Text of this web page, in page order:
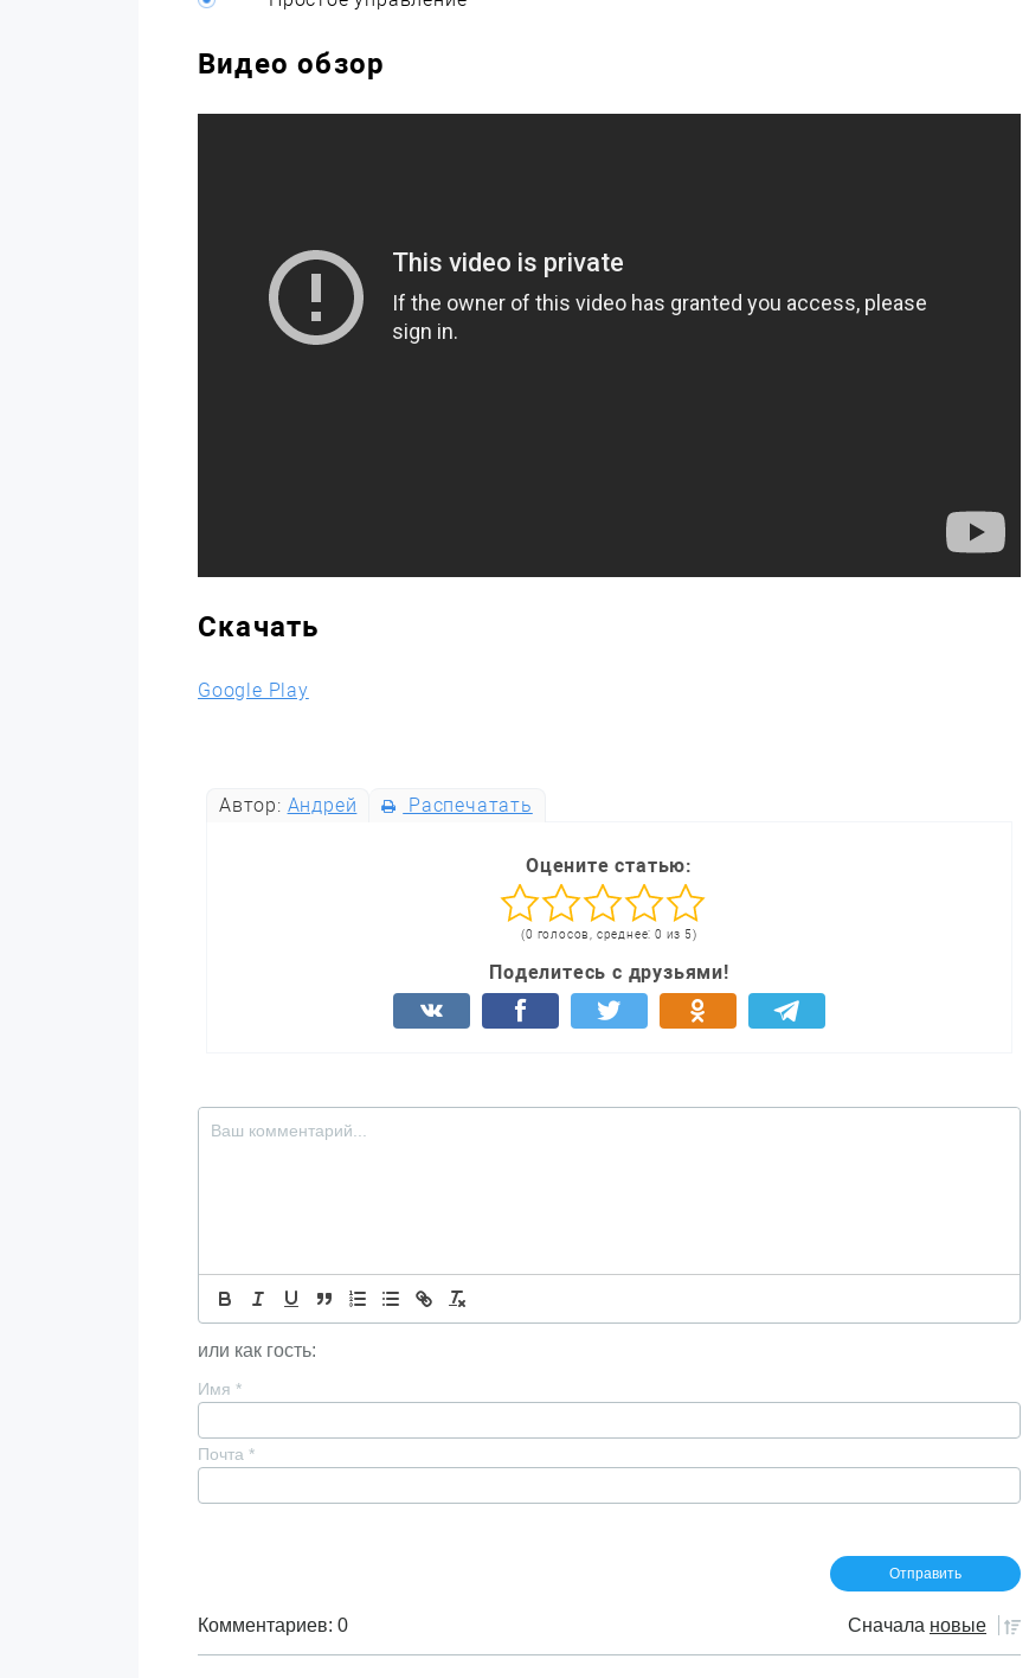
Видео обзор
Скачать
Google Play
Автор: Андрей Распечатать
Оцените статью:
(0 голосов, среднее: 0 из 5)
Поделитесь с друзьями!
или как гость:
Имя *
Почта *
Комментариев: 0 Сначала новые